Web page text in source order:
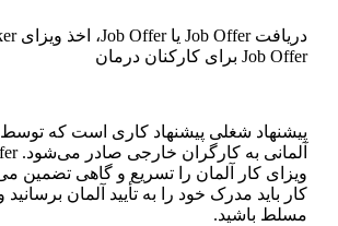
Job Offer برای کارکنان درمان
پیشنهاد شغلی پیشنهاد کاری است که توسط
ویزای کار آلمان را تسریع و گاهی تضمین
کار باید مدرک خود را به تأیید آلمان برسانید
مسلط باشید.